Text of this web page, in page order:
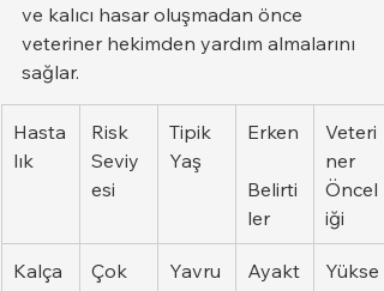
ve kalıcı hasar oluşmadan önce
veteriner hekimden yardım almalarını
sağlar.
Hasta
lık
Risk
Seviy
esi
Tipik
Yaş
Erken
Belirti
ler
Veteri
ner
Öncel
iği
Kalça
Çok
Yavru
Ayakt
Yükse